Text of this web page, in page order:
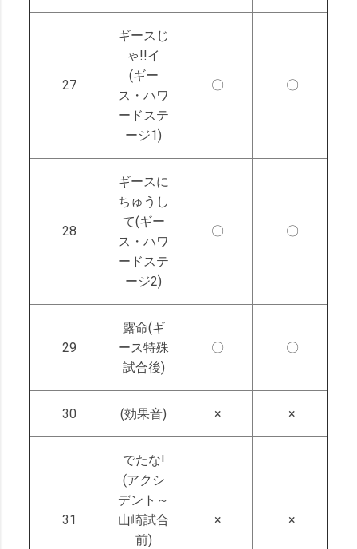
27
ギースじ
ゃ!!イ
(ギー
ス・ハワ
ードステ
ージ1)
〇 〇
28
ギースに
ちゅうし
て(ギー
ス・ハワ
ードステ
ージ2)
〇 〇
29
露命(ギ
ース特殊
試合後)
〇 〇
30 (効果音) × ×
31
でたな!
(アクシ
デント～
山崎試合
前)
× ×